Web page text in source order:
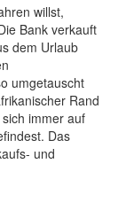
willst,
Bank verkauft
dem Urlaub
umgetauscht
Rand
immer auf
Das
und